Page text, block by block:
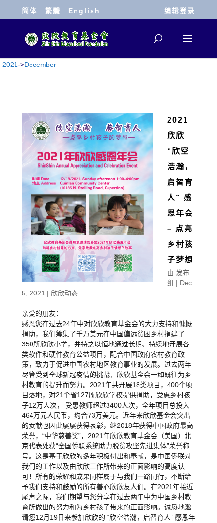
简体 繁體 English 编辑登录
2021->December
2021
欣欣
“欣空
浩瀚，
启智育
人” 感
恩年会
– 点亮
乡村孩
子梦想
由 发布
组 | Dec
5, 2021 | 欣欣动态
亲爱的朋友：
感恩您在过去24年中对欣欣教育基金会的大力支持和慷慨
捐助，我们筹集了千万美元在中国偏远贫困乡村捐建了
350所欣欣小学，并持之以恒地通过长期、持续地开展各
类软件和硬件教育公益项目，配合中国政府农村教育政
策，致力于促进中国农村地区教育事业的发展。过去两年
尽管受到全球新冠疫情的挑战，欣欣基金会一如既往为乡
村教育的提升而努力。2021年共开展18类项目，400个项
目落地，对21个省127所欣欣学校提供捐助，受惠乡村孩
子12万人次， 受惠教师超过3400人次，全年项目总投入
464万元人民币，约合73万美元。近年来欣欣基金会突出
的贡献也因此屡屡获得表彰，继2018年获得中国政府最高
荣誉，“中华慈善奖”，2021年欣欣教育基金会（美国）北
京代表处获“全国侨联系统助力脱贫攻坚先进集体”荣誉称
号。这是基于欣欣的多年积极付出和奉献，是中国侨联对
我们的工作以及由欣欣工作所带来的正面影响的高度认
可！所有的荣耀和成果同样属于与我们一路同行，不断给
予我们支持和鼓励的所有善心欣欣友人们。在2021年接近
尾声之际，我们期望与您分享在过去两年中为中国乡村教
育所做出的努力和为乡村孩子带来的正面影响。诚恳地邀
请您12月19日来参加欣欣的 “欣空浩瀚，启智育人” 感恩年